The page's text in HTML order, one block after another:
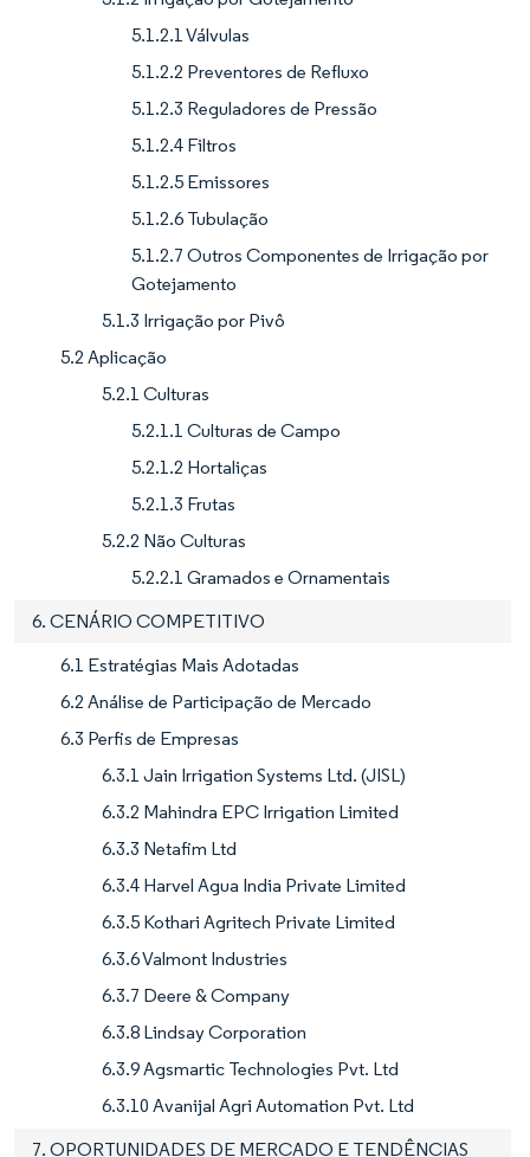
5.1.2.1 Válvulas
5.1.2.2 Preventores de Refluxo
5.1.2.3 Reguladores de Pressão
5.1.2.4 Filtros
5.1.2.5 Emissores
5.1.2.6 Tubulação
5.1.2.7 Outros Componentes de Irrigação por
Gotejamento
5.1.3 Irrigação por Pivô
5.2 Aplicação
5.2.1 Culturas
5.2.1.1 Culturas de Campo
5.2.1.2 Hortaliças
5.2.1.3 Frutas
5.2.2 Não Culturas
5.2.2.1 Gramados e Ornamentais
6. CENÁRIO COMPETITIVO
6.1 Estratégias Mais Adotadas
6.2 Análise de Participação de Mercado
6.3 Perfis de Empresas
6.3.1 Jain Irrigation Systems Ltd. (JISL)
6.3.2 Mahindra EPC Irrigation Limited
6.3.3 Netafim Ltd
6.3.4 Harvel Agua India Private Limited
6.3.5 Kothari Agritech Private Limited
6.3.6 Valmont Industries
6.3.7 Deere & Company
6.3.8 Lindsay Corporation
6.3.9 Agsmartic Technologies Pvt. Ltd
6.3.10 Avanijal Agri Automation Pvt. Ltd
7. OPORTUNIDADES DE MERCADO E TENDÊNCIAS